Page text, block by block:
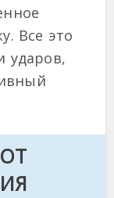
Все это
ударов,